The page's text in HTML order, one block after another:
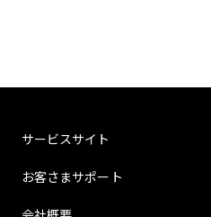
サービスサイト
お客さまサポート